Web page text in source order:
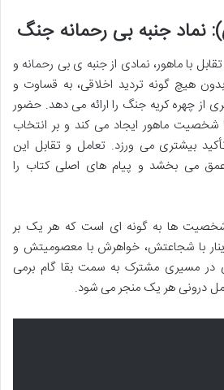
نماد جنبه بی رحمانه جنگ
با ماهور، نمادی از جنبه ی بی رحمانه و
هیچ گونه تردید اخلاقی، به قساوت و
از چهره کریه جنگ را ارائه می دهد. حضور
شخصیت ماهور ایجاد می کند و بر انتخاب
بیشتری می ورزد. تعامل و تقابل این
می بخشد و پیام های اصلی کتاب را
شخصیت ها به گونه ای است که هر یک بر
با شجاعتش، خواهرش با معصومیتش و
در مسیری مشترک به سمت بقا گام برمی
درونی هر یک منجر می شود.